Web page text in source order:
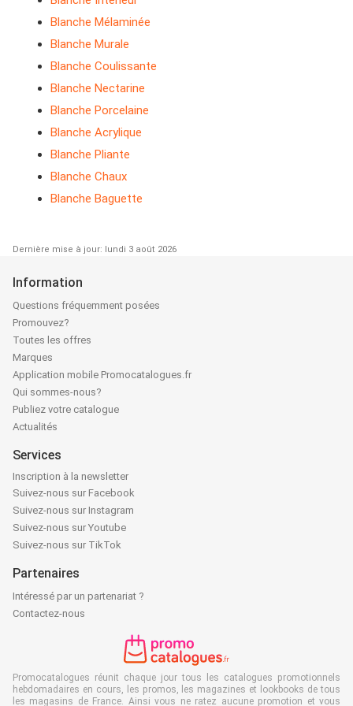
Blanche Mélaminée
Blanche Murale
Blanche Coulissante
Blanche Nectarine
Blanche Porcelaine
Blanche Acrylique
Blanche Pliante
Blanche Chaux
Blanche Baguette
Dernière mise à jour: lundi 3 août 2026
Information
Questions fréquemment posées
Promouvez?
Toutes les offres
Marques
Application mobile Promocatalogues.fr
Qui sommes-nous?
Publiez votre catalogue
Actualités
Services
Inscription à la newsletter
Suivez-nous sur Facebook
Suivez-nous sur Instagram
Suivez-nous sur Youtube
Suivez-nous sur TikTok
Partenaires
Intéressé par un partenariat ?
Contactez-nous
Promocatalogues réunit chaque jour tous les catalogues promotionnels
hebdomadaires en cours, les promos, les magazines et lookbooks de tous
les magasins de France. Ainsi vous ne ratez aucune promotion et vous